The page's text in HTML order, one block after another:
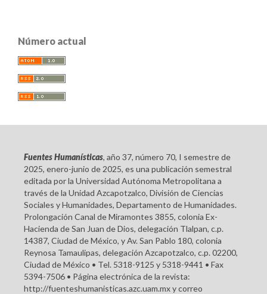
Número actual
Fuentes Humanísticas, año 37, número 70, I semestre de
2025, enero-junio de 2025, es una publicación semestral
editada por la Universidad Autónoma Metropolitana a
través de la Unidad Azcapotzalco, División de Ciencias
Sociales y Humanidades, Departamento de Humanidades.
Prolongación Canal de Miramontes 3855, colonia Ex-
Hacienda de San Juan de Dios, delegación Tlalpan, c.p.
14387, Ciudad de México, y Av. San Pablo 180, colonia
Reynosa Tamaulipas, delegación Azcapotzalco, c.p. 02200,
Ciudad de México • Tel. 5318-9125 y 5318-9441 • Fax
5394-7506 • Página electrónica de la revista:
http://fuenteshumanisticas.azc.uam.mx y correo